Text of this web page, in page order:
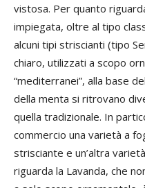
vistosa. Per quanto
impiegata, oltre al tipo
alcuni tipi striscianti (tipo
chiaro, utilizzati a scopo
“mediterranei”, alla base
della menta si ritrovano
quella tradizionale. In
commercio una varietà a
strisciante e un’altra
riguarda la Lavanda, che